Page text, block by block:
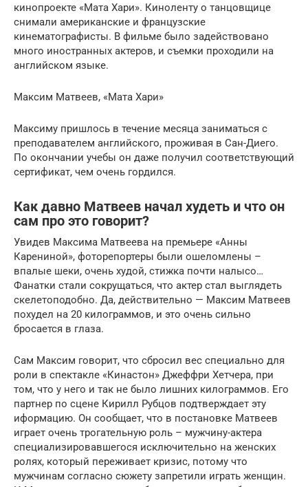
кинопроекте «Мата Хари». Киноленту о танцовщице
снимали американские и французские
кинематографисты. В фильме было задействовано
много иностранных актеров, и съемки проходили на
английском языке.
Максим Матвеев, «Мата Хари»
Максиму пришлось в течение месяца заниматься с
преподавателем английского, проживая в Сан-Диего.
По окончании учебы он даже получил соответствующий
сертификат, чем очень гордился.
Как давно Матвеев начал худеть и что он
сам про это говорит?
Увидев Максима Матвеева на премьере «Анны
Карениной», фоторепортеры были ошеломлены –
впалые шеки, очень худой, стижка почти налысо…
Фанатки стали сокрущаться, что актер стал выглядеть
скелетоподобно. Да, действительно — Максим Матвеев
похудел на 20 килограммов, и это очень сильно
бросается в глаза.
Сам Максим говорит, что сбросил вес специально для
роли в спектакле «Кинастон» Джеффри Хетчера, при
том, что у него и так не было лишних килограммов. Его
партнер по сцене Кирилл Рубцов подтверждает эту
иформацию. Он сообщает, что в постановке Матвеев
играет очень трогательную роль – мужчину-актера
специализировавшегося исключительно на женских
ролях, который переживает кризис, потому что
мужчинам согласно сюжету запретили играть женщин.